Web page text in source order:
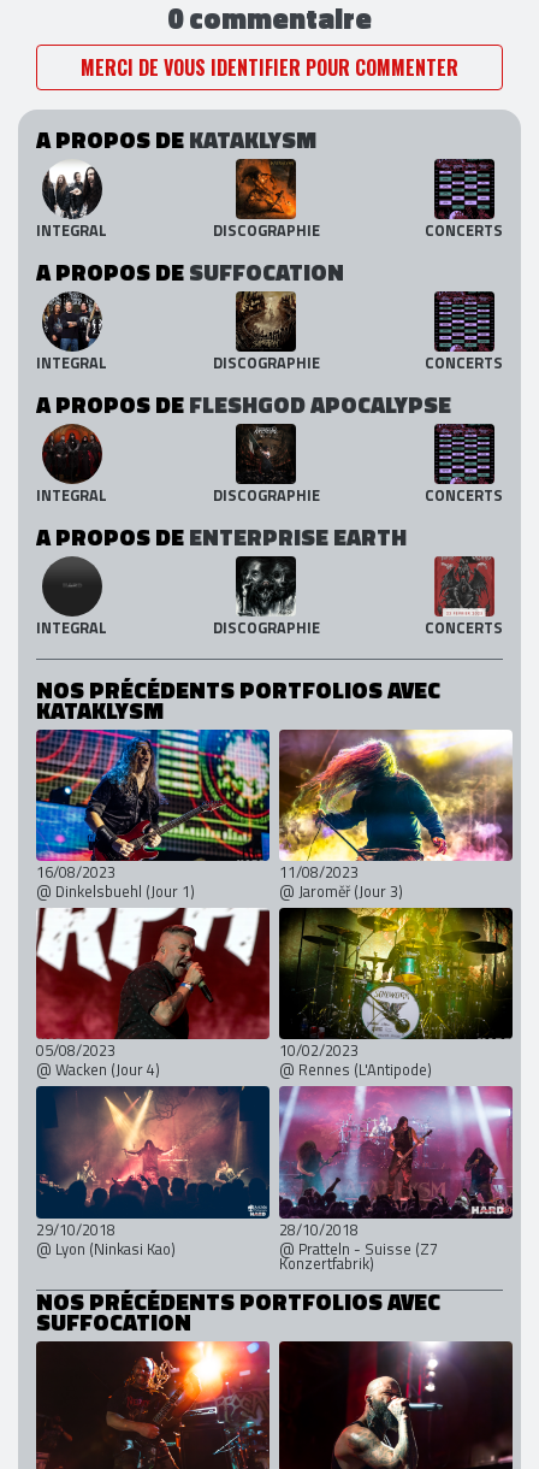
0 commentaire
MERCI DE VOUS IDENTIFIER POUR COMMENTER
A PROPOS DEKATAKLYSM
INTEGRAL DISCOGRAPHIE CONCERTS
A PROPOS DESUFFOCATION
INTEGRAL DISCOGRAPHIE CONCERTS
A PROPOS DEFLESHGOD APOCALYPSE
INTEGRAL DISCOGRAPHIE CONCERTS
A PROPOS DEENTERPRISE EARTH
INTEGRAL DISCOGRAPHIE CONCERTS
NOS PRÉCÉDENTS PORTFOLIOS AVEC
KATAKLYSM
16/08/2023
@ Dinkelsbuehl (Jour 1)
11/08/2023
@ Jaroměř (Jour 3)
05/08/2023
@ Wacken (Jour 4)
10/02/2023
@ Rennes (L'Antipode)
29/10/2018
@ Lyon (Ninkasi Kao)
28/10/2018
@ Pratteln - Suisse (Z7
Konzertfabrik)
NOS PRÉCÉDENTS PORTFOLIOS AVEC
SUFFOCATION